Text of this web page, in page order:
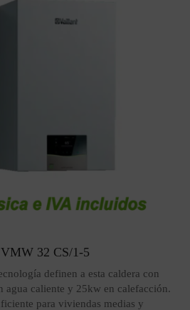
32 CS/1-5
definen a esta caldera con
caliente y 25kw en calefacción.
para viviendas medias y